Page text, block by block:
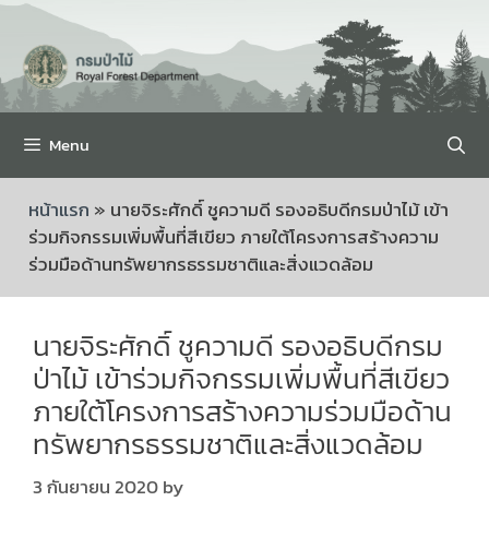
Menu
หน้าแรก » นายจิระศักดิ์ ชูความดี รองอธิบดีกรมป่าไม้ เข้า
ร่วมกิจกรรมเพิ่มพื้นที่สีเขียว ภายใต้โครงการสร้างความ
ร่วมมือด้านทรัพยากรธรรมชาติและสิ่งแวดล้อม
นายจิระศักดิ์ ชูความดี รองอธิบดีกรม
ป่าไม้ เข้าร่วมกิจกรรมเพิ่มพื้นที่สีเขียว
ภายใต้โครงการสร้างความร่วมมือด้าน
ทรัพยากรธรรมชาติและสิ่งแวดล้อม
3 กันยายน 2020by